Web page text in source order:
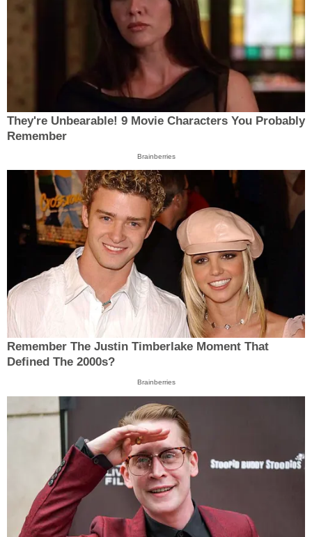
They're Unbearable! 9 Movie Characters You Probably
Remember
Brainberries
Remember The Justin Timberlake Moment That
Defined The 2000s?
Brainberries